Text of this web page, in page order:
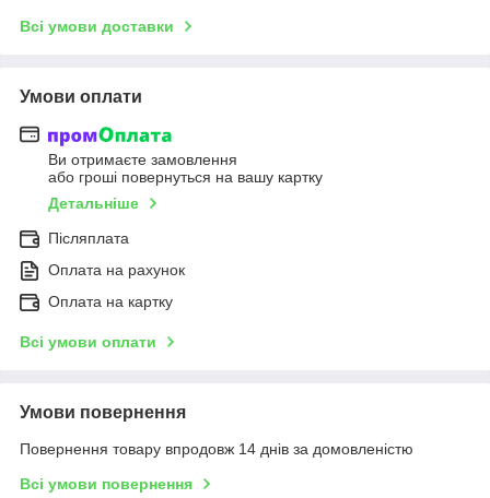
Всі умови доставки
Умови оплати
Ви отримаєте замовлення
або гроші повернуться на вашу картку
Детальніше
Післяплата
Оплата на рахунок
Оплата на картку
Всі умови оплати
Умови повернення
Повернення товару впродовж 14 днів за домовленістю
Всі умови повернення